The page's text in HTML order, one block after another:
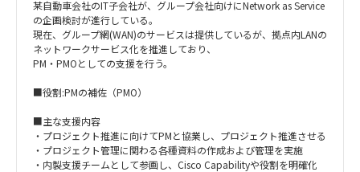
某自動車会社のIT子会社が、グループ会社向けにNetwork as Service
の企画検討が進行している。
現在、グループ網(WAN)のサービスは提供しているが、拠点内LANの
ネットワークサービス化を推進しており、
PM・PMOとしての支援を行う。
■役割:PMの補佐（PMO）
■主な支援内容
・プロジェクト推進に向けてPMと協業し、プロジェクト推進させる
・プロジェクト管理に関わる各種資料の作成および管理を実施
・内製支援チームとして参画し、Cisco Capabilityや役割を明確化